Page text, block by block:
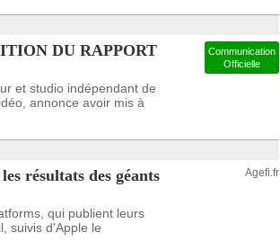
DU RAPPORT
et studio indépendant de
annonce avoir mis à
Communication
Officielle
résultats des géants
qui publient leurs
suivis d'Apple le
Agefi.fr